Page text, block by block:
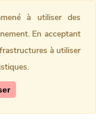
à utiliser des
En acceptant
à utiliser